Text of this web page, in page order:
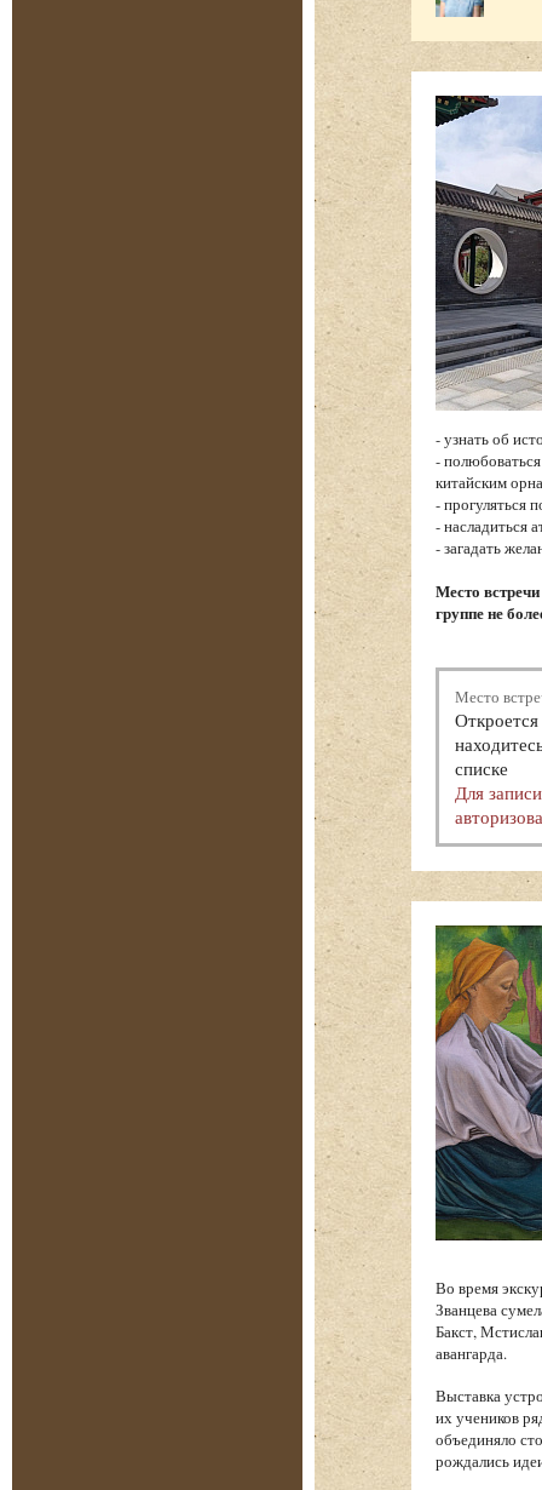
- узнать об
-
китайским
- прогуляться
- насладиться
- загадать
Место
группе не
Место
списке
Для
Во время
Званцева
Бакст,
авангарда.
Выставка
их учеников
объединяло
рождались